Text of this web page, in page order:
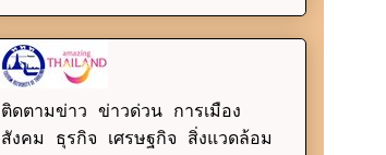
ติดตามข่าว ข่าวด่วน การเมือง
สังคม ธุรกิจ เศรษฐกิจ สิ่งแวดล้อม